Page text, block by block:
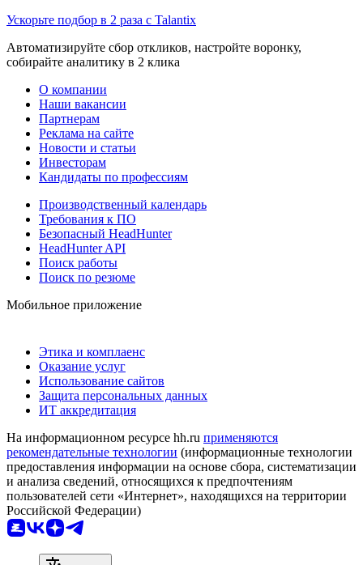
Ускорьте подбор в 2 раза с Talantix
Автоматизируйте сбор откликов, настройте воронку,
собирайте аналитику в 2 клика
О компании
Наши вакансии
Партнерам
Реклама на сайте
Новости и статьи
Инвесторам
Кандидаты по профессиям
Производственный календарь
Требования к ПО
Безопасный HeadHunter
HeadHunter API
Поиск работы
Поиск по резюме
Мобильное приложение
Этика и комплаенс
Оказание услуг
Использование сайтов
Защита персональных данных
ИТ аккредитация
На информационном ресурсе hh.ru применяются
рекомендательные технологии (информационные технологии
предоставления информации на основе сбора, систематизации
и анализа сведений, относящихся к предпочтениям
пользователей сети «Интернет», находящихся на территории
Российской Федерации)